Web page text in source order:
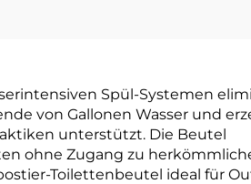
Spül-Systemen
von Gallonen Wasser und
unterstützt. Die Beutel
ohne Zugang zu
Toilettenbeutel ideal für